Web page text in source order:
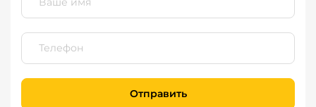
Отправить